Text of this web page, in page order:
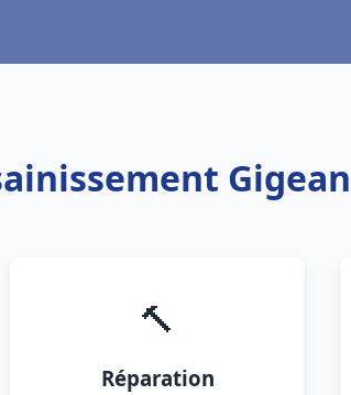
Gigean
🔨
Réparation